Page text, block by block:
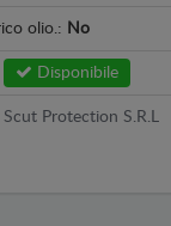
olio.: No
Disponibile
Scut Protection S.R.L